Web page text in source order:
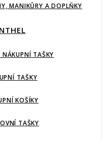
MANIKŮRY A DOPLŇKY
NÁKUPNÍ TAŠKY
TAŠKY
KOŠÍKY
TAŠKY